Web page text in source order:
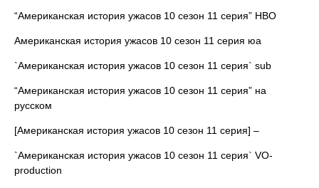
“Американская история ужасов 10 сезон 11 серия” HBO
Американская история ужасов 10 сезон 11 серия юа
`Американская история ужасов 10 сезон 11 серия` sub
“Американская история ужасов 10 сезон 11 серия” на
русском
[Американская история ужасов 10 сезон 11 серия] –
`Американская история ужасов 10 сезон 11 серия` VO-
production